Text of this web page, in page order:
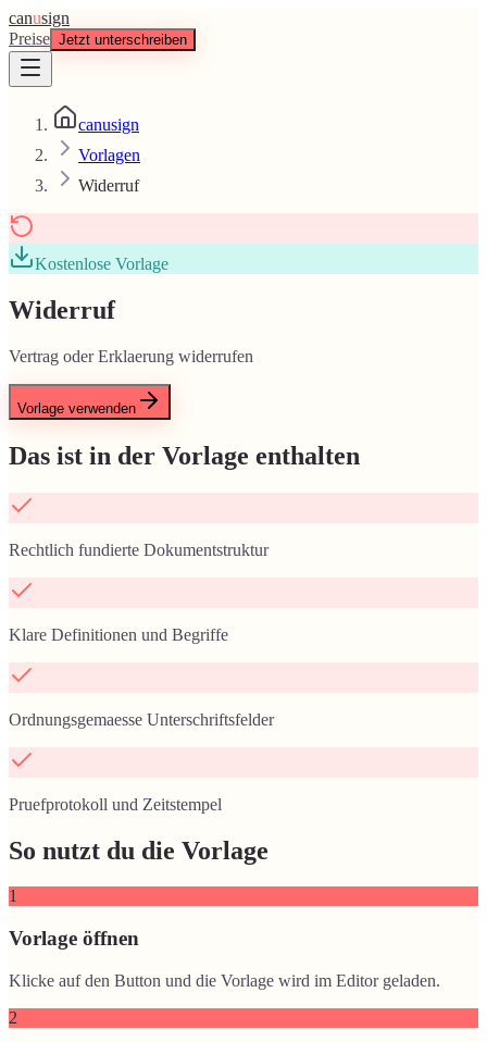
canusign
Preise Jetzt unterschreiben
canusign
Vorlagen
Widerruf
Kostenlose Vorlage
Widerruf
Vertrag oder Erklaerung widerrufen
Vorlage verwenden
Das ist in der Vorlage enthalten
Rechtlich fundierte Dokumentstruktur
Klare Definitionen und Begriffe
Ordnungsgemaesse Unterschriftsfelder
Pruefprotokoll und Zeitstempel
So nutzt du die Vorlage
1
Vorlage öffnen
Klicke auf den Button und die Vorlage wird im Editor geladen.
2